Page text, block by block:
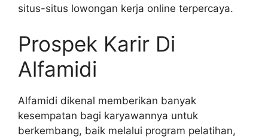
situs-situs lowongan kerja online terpercaya.
Prospek Karir Di
Alfamidi
Alfamidi dikenal memberikan banyak
kesempatan bagi karyawannya untuk
berkembang, baik melalui program pelatihan,